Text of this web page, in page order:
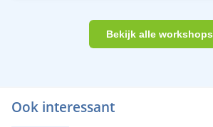
Bekijk alle workshops
Ook interessant